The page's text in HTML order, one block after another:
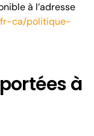
à l’adresse
fr-ca/politique-
à